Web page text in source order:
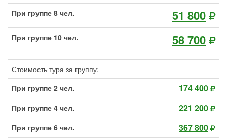
При группе 8 чел. 51 800
При группе 10 чел. 58 700
Стоимость тура за группу:
При группе 2 чел.
174 400
При группе 4 чел. 221 200
При группе 6 чел. 367 800